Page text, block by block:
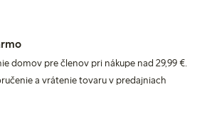
domov pre členov pri nákupe nad 29,99 €.
a vrátenie tovaru v predajniach